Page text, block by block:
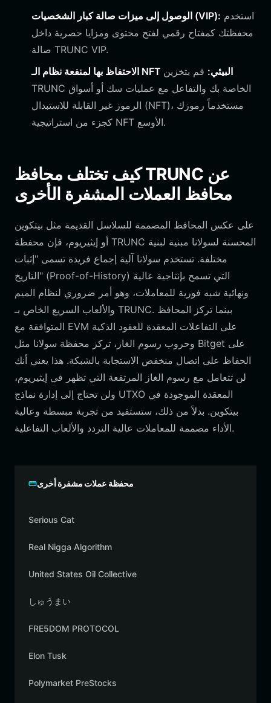
الوصول إلى ميزات صالة كبار الشخصيات (VIP):
محفظتك كمفتاح رقمي لفتح محتوى ومزايا حصرية داخل
صالة TRUNC VIP.
الاحتفاظ بها لمنفعة نظام الـ NFT البيئي: قم بتخزين
TRUNC الخاصة بك والتفاعل مع عمليات سك أو أسواق
الرموز غير القابلة للاستبدال (NFT)، مستخدماً رموزك
كجزء من استراتيجية NFT الأوسع.
كيف تختلف محافظ TRUNC عن
محافظ العملات المشفرة الأخرى
على عكس المحافظ المصممة للسلاسل القديمة مثل بيتكوين
أو إيثيريوم، فإن محفظة TRUNC المحسنة لسولانا مبنية لبنية
مختلفة. تستخدم سولانا آلية إجماع فريدة تسمى "إثبات
التاريخ" (Proof-of-History) التي تسمح بإنتاجية عالية
ونهائية شبه فورية للمعاملات، وهو أمر ضروري لنظام الميم
والألعاب السريع الخاص بـ TRUNC. بينما تركز المحافظ
المتوافقة مع EVM على التفاعلات المعقدة للعقود الذكية
وحروب رسوم الغاز، تركز محفظة سولانا مثل Bitget على
الحفاظ على اتصال منخفض الاستجابة بالشبكة. هذا يعني أنك
لن تتعامل مع رسوم الغاز المرتفعة التي تظهر في إيثيريوم،
ولن تحتاج إلى إدارة نماذج UTXO المعقدة الموجودة في
بيتكوين. بدلاً من ذلك، ستستفيد من تجربة مبسطة وعالية
الأداء مصممة للمعاملات عالية التردد والألعاب التفاعلية.
محفظة عملات مشفرة أخرى
Serious Cat
Real Nigga Algorithm
United States Oil Collective
しゅうまい
FRE5DOM PROTOCOL
Elon Tusk
Polymarket PreStocks